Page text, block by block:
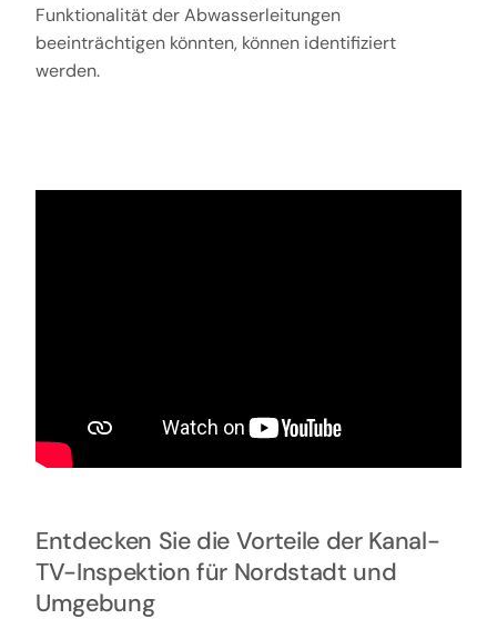
Funktionalität der Abwasserleitungen
beeinträchtigen könnten, können identifiziert
werden.
Entdecken Sie die Vorteile der Kanal-
TV-Inspektion für Nordstadt und
Umgebung